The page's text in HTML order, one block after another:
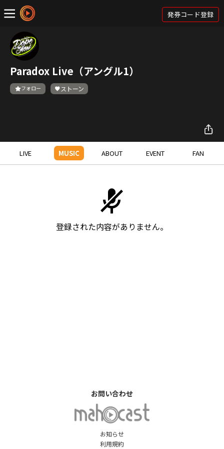
発券コード登録
Paradox Live（アングル1）
フォロー ストーン
LIVE MUSIC ABOUT EVENT FAN
登録された内容がありません。
お知らせ
利用規約
お問い合わせ